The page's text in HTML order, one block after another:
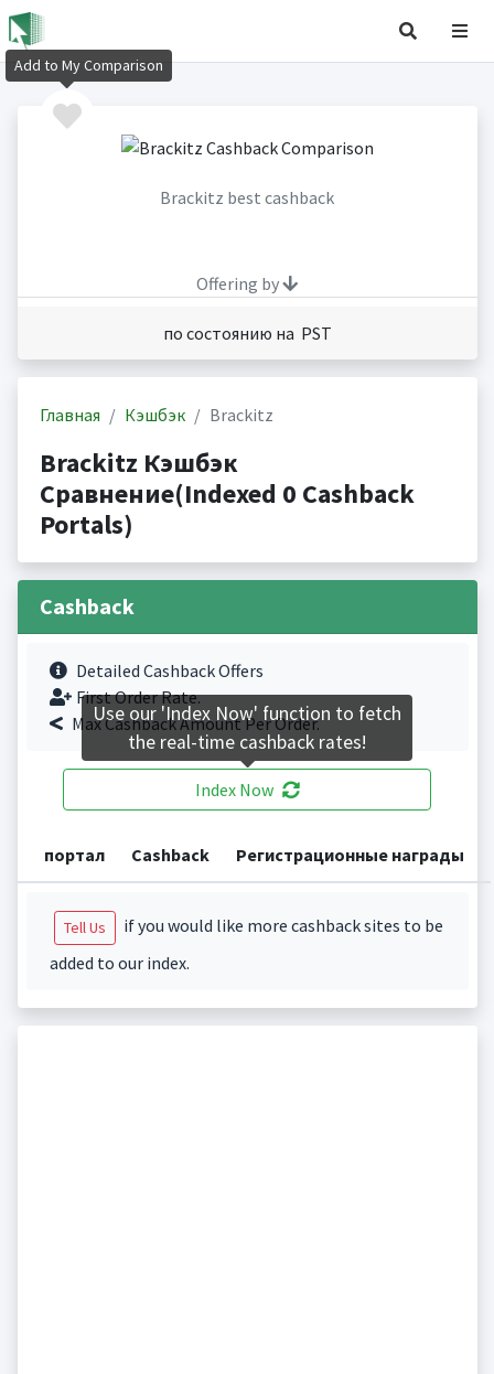
Brackitz best cashback
Offering by
по состоянию на PST
Главная Кэшбэк Brackitz
Brackitz Кэшбэк
Сравнение(Indexed 0 Cashback
Portals)
Cashback
Detailed Cashback Offers
First Order Rate.
Max Cashback Amount Per Order.
Index Now
портал Cashback Регистрационные награды
Tell Us
if you would like more cashback sites to be
added to our index.
Add to My Comparison
Use our 'Index Now' function to fetch
the real-time cashback rates!